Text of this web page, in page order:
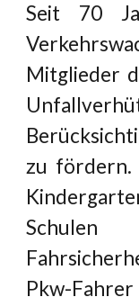
Seit 70
Mitglieder
zu fördern.
Pkw-